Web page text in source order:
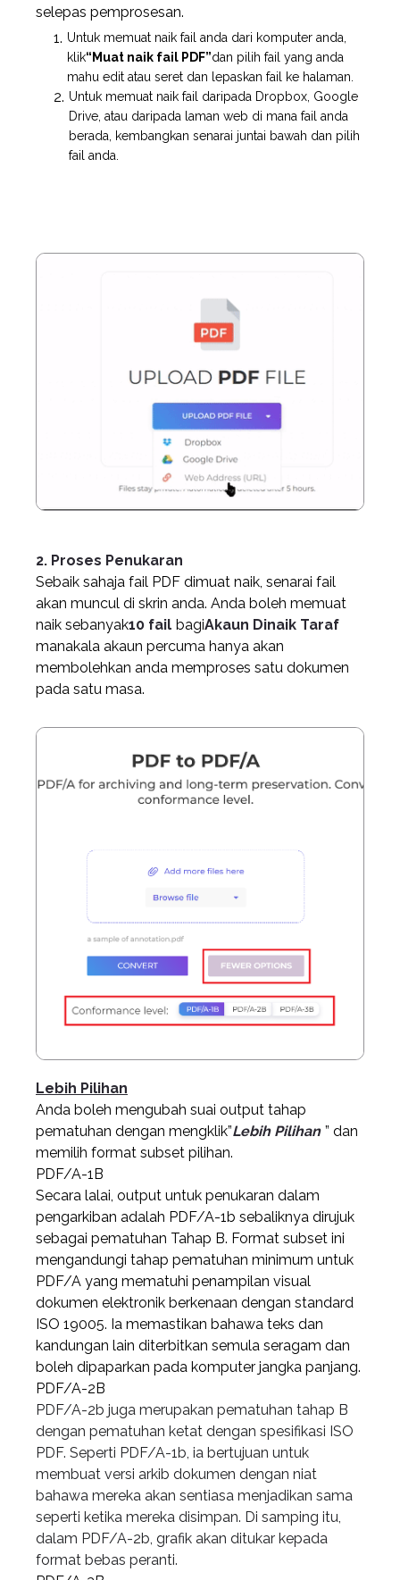
selepas pemprosesan.
Untuk memuat naik fail anda dari komputer anda,
klik“Muat naik fail PDF”dan pilih fail yang anda
mahu edit atau seret dan lepaskan fail ke halaman.
Untuk memuat naik fail daripada Dropbox, Google
Drive, atau daripada laman web di mana fail anda
berada, kembangkan senarai juntai bawah dan pilih
fail anda.
2. Proses Penukaran
Sebaik sahaja fail PDF dimuat naik, senarai fail
akan muncul di skrin anda. Anda boleh memuat
naik sebanyak10 fail bagiAkaun Dinaik Taraf
manakala akaun percuma hanya akan
membolehkan anda memproses satu dokumen
pada satu masa.
Lebih Pilihan
Anda boleh mengubah suai output tahap
pematuhan dengan mengklik”Lebih Pilihan ” dan
memilih format subset pilihan.
PDF/A-1B
Secara lalai, output untuk penukaran dalam
pengarkiban adalah PDF/A-1b sebaliknya dirujuk
sebagai pematuhan Tahap B. Format subset ini
mengandungi tahap pematuhan minimum untuk
PDF/A yang mematuhi penampilan visual
dokumen elektronik berkenaan dengan standard
ISO 19005. Ia memastikan bahawa teks dan
kandungan lain diterbitkan semula seragam dan
boleh dipaparkan pada komputer jangka panjang.
PDF/A-2B
PDF/A-2b juga merupakan pematuhan tahap B
dengan pematuhan ketat dengan spesifikasi ISO
PDF. Seperti PDF/A-1b, ia bertujuan untuk
membuat versi arkib dokumen dengan niat
bahawa mereka akan sentiasa menjadikan sama
seperti ketika mereka disimpan. Di samping itu,
dalam PDF/A-2b, grafik akan ditukar kepada
format bebas peranti.